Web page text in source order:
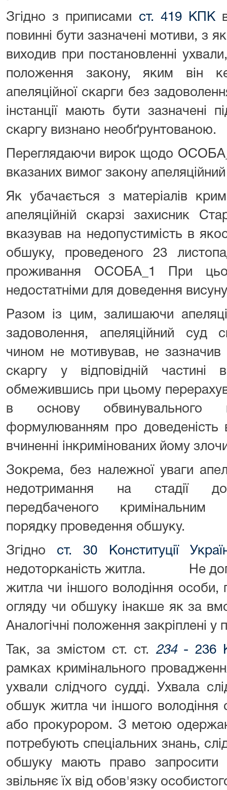
Згідно з приписами ст. 419 КПКв
повинні бути зазначені мотиви, з
виходив при
положення закону, яким він
апеляційної скарги без
інстанції мають бути зазначені
скаргу визнано необґрунтованою.
Переглядаючи вирок щодо
вказаних вимог закону
Як убачається з матеріалів
апеляційній скарзі захисник
вказував на недопустимість в
обшуку, проведеного 23
проживання ОСОБА_1 При
недостатніми для доведення
Разом із цим, залишаючи
задоволення, апеляційний суд
чином не мотивував, не зазначив
скаргу у відповідній частині
обмежившись при цьому
в основу обвинувального
формулюванням про доведеність
вчиненні інкримінованих йому
Зокрема, без належної уваги
недотримання на стадії
передбаченого кримінальним
порядку проведення обшуку.
Згідно ст. 30 Конституції
недоторканість житла. Не
житла чи іншого володіння
огляду чи обшуку інакше як за
Аналогічні положення закріплені у
Так, за змістом ст. ст. 234- 236
рамках кримінального
ухвали слідчого судді. Ухвала
обшук житла чи іншого володіння
або прокурором. З метою
потребують спеціальних знань,
обшуку мають право запросити
звільняє їх від обов'язку